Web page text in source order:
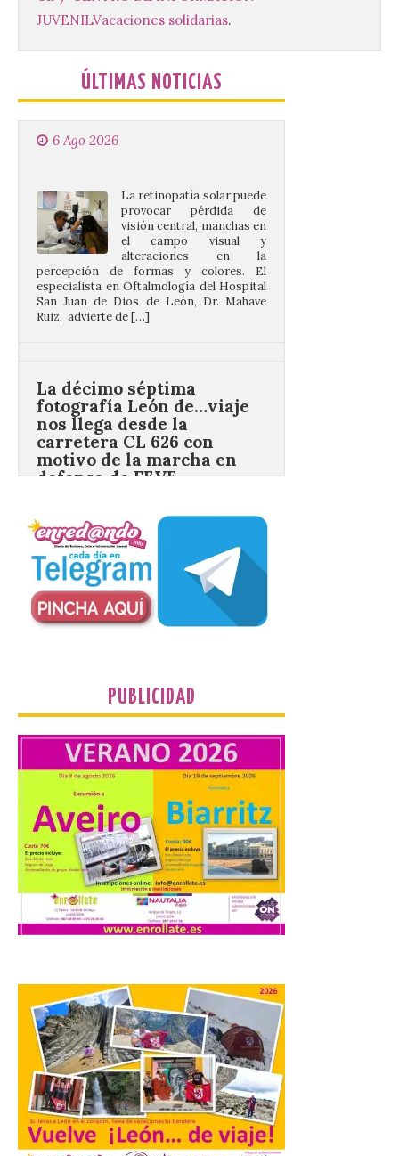
JUVENILVacaciones solidarias.
ÚLTIMAS NOTICIAS
“Mirar un eclipse sin
protección adecuada
puede causar daños
irreversibles en la retina”
6 Ago 2026
el campo visual y
alteraciones en la
percepción de formas y colores. El
especialista en Oftalmología del Hospital
San Juan de Dios de León, Dr. Mahave
Ruiz, advierte de […]
nos llega desde la
carretera CL 626 con
motivo de la marcha en
defensa de FEVE
6 Ago 2026
Nueva edición de León
de…viaje. Una iniciativa
organizado por la sección
juvenil de la Asociación
Enróllate, la Asociación
Conceyu País Llionés y el Diario de
Turismo, Ocio e Información para
jóvenes “Enredando.info”. Eduardo
Camarzius fest: frente al
cultural transformador
que apuesta por el legado.
6 Ago 2026
Los días 7, 8 y 9 de agosto
de 2026, Camarzana de
Tera volverá a convertirse
en punto de encuentro,
con la Villa Romana de
Orpheus. Vivimos un momento en el que la
El Ayuntamiento de
Cabrillanes analizará,
conforme a la legalidad, la
solicitud para la
celebración del Iberia
Eclipse Festival
6 Ago 2026
PUBLICIDAD